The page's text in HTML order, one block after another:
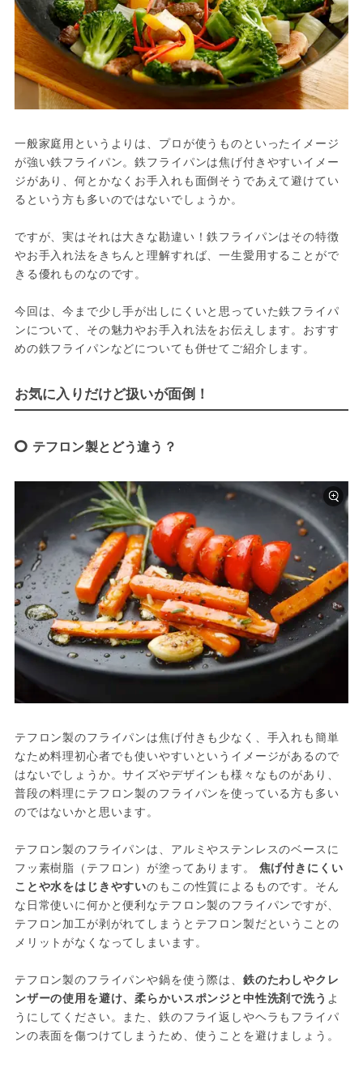
一般家庭用というよりは、プロが使うものといったイメージ
が強い鉄フライパン。鉄フライパンは焦げ付きやすいイメー
ジがあり、何とかなくお手入れも面倒そうであえて避けてい
るという方も多いのではないでしょうか。
ですが、実はそれは大きな勘違い！鉄フライパンはその特徴
やお手入れ法をきちんと理解すれば、一生愛用することがで
きる優れものなのです。
今回は、今まで少し手が出しにくいと思っていた鉄フライパ
ンについて、その魅力やお手入れ法をお伝えします。おすす
めの鉄フライパンなどについても併せてご紹介します。
お気に入りだけど扱いが面倒！
テフロン製とどう違う？
テフロン製のフライパンは焦げ付きも少なく、手入れも簡単
なため料理初心者でも使いやすいというイメージがあるので
はないでしょうか。サイズやデザインも様々なものがあり、
普段の料理にテフロン製のフライパンを使っている方も多い
のではないかと思います。
テフロン製のフライパンは、アルミやステンレスのベースに
フッ素樹脂（テフロン）が塗ってあります。 焦げ付きにくい
ことや水をはじきやすいのもこの性質によるものです。そん
な日常使いに何かと便利なテフロン製のフライパンですが、
テフロン加工が剥がれてしまうとテフロン製だということの
メリットがなくなってしまいます。
テフロン製のフライパンや鍋を使う際は、 鉄のたわしやクレ
ンザーの使用を避け、柔らかいスポンジと中性洗剤で洗う よ
うにしてください。また、鉄のフライ返しやヘラもフライパ
ンの表面を傷つけてしまうため、使うことを避けましょう。